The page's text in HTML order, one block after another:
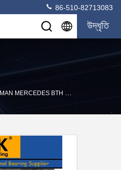
86-510-82713083
উদ্ধৃতি
MAN MERCEDES BTH 0022A ট্রাক বেয়ারিং ইউনিট 82X140X115mm 6.65KG